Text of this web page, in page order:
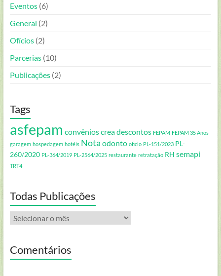
Eventos(6)
General (2)
Ofícios(2)
Parcerias(10)
Publicações(2)
Tags
asfepam convênioscreadescontos FEPAM FEPAM 35 Anos
garagem hospedagem hotéis Nota odonto oficio PL-151/2023 PL-
260/2020 PL-364/2019 PL-2564/2025 restaurante retratação RH semapi
TRT4
Todas Publicações
Todas
Publicações
Comentários